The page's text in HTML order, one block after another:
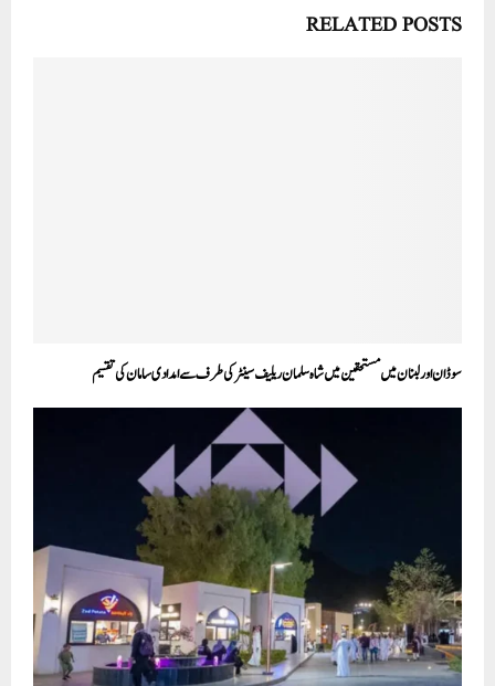
RELATED POSTS
سوڈان اور لبنان میں مستحقین میں شاہ سلمان ریلیف سینٹر کی طرف سے امدادی سامان کی تقسیم